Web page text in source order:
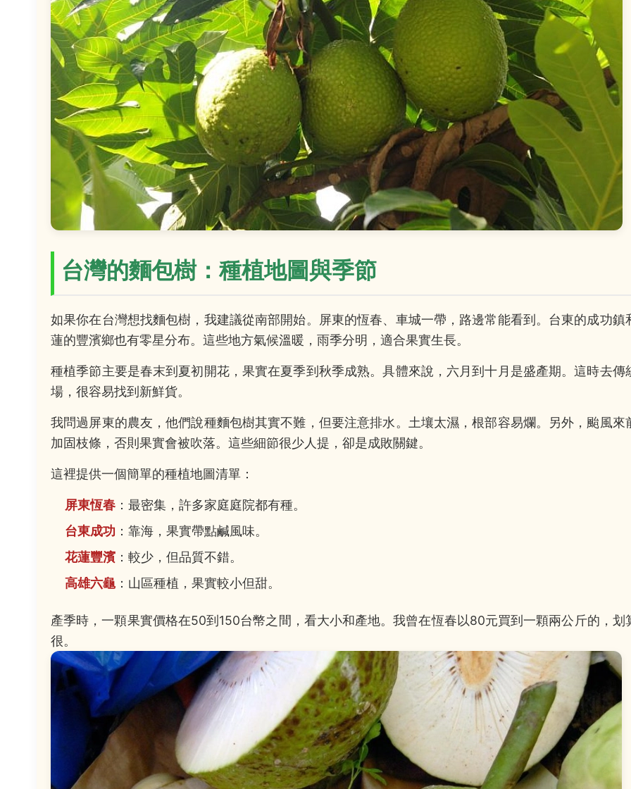
台灣的麵包樹：種植地圖與季節
如果你在台灣想找麵包樹，我建議從南部開始。屏東的恆春、車城一帶，路邊常能看到。台東的成功鎮
蓮的豐濱鄉也有零星分布。這些地方氣候溫暖，雨季分明，適合果實生長。
種植季節主要是春末到夏初開花，果實在夏季到秋季成熟。具體來說，六月到十月是盛產期。這時去傳
場，很容易找到新鮮貨。
我問過屏東的農友，他們說種麵包樹其實不難，但要注意排水。土壤太濕，根部容易爛。另外，颱風來
加固枝條，否則果實會被吹落。這些細節很少人提，卻是成敗關鍵。
這裡提供一個簡單的種植地圖清單：
屏東恆春 ：最密集，許多家庭庭院都有種。
台東成功 ：靠海，果實帶點鹹風味。
花蓮豐濱 ：較少，但品質不錯。
高雄六龜：山區種植，果實較小但甜。
產季時，一顆果實價格在50到150台幣之間，看大小和產地。我曾在恆春以80元買到一顆兩公斤的，划
很。